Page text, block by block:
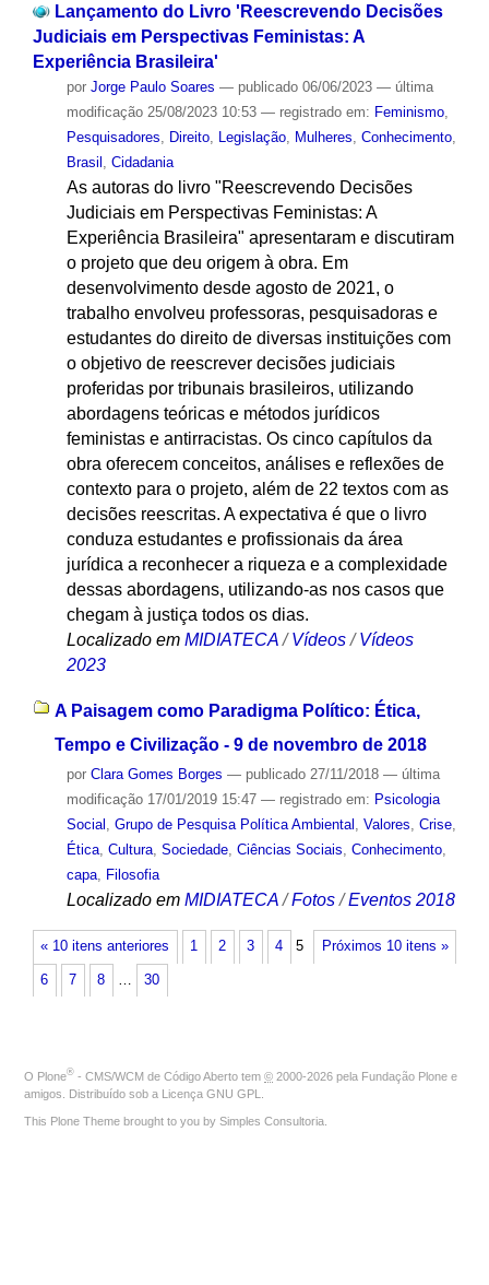
Lançamento do Livro 'Reescrevendo Decisões
Judiciais em Perspectivas Feministas: A
Experiência Brasileira'
por Jorge Paulo Soares — publicado06/06/2023 — última
modificação25/08/2023 10:53 — registrado em: Feminismo,
Pesquisadores
Direito, Legislação, Mulheres Conhecimento,
Brasil Cidadania
As autoras do livro "Reescrevendo Decisões
Judiciais em Perspectivas Feministas: A
Experiência Brasileira" apresentaram e discutiram
o projeto que deu origem à obra. Em
desenvolvimento desde agosto de 2021, o
trabalho envolveu professoras, pesquisadoras e
estudantes do direito de diversas instituições com
o objetivo de reescrever decisões judiciais
proferidas por tribunais brasileiros, utilizando
abordagens teóricas e métodos jurídicos
feministas e antirracistas. Os cinco capítulos da
obra oferecem conceitos, análises e reflexões de
contexto para o projeto, além de 22 textos com as
decisões reescritas. A expectativa é que o livro
conduza estudantes e profissionais da área
jurídica a reconhecer a riqueza e a complexidade
dessas abordagens, utilizando-as nos casos que
chegam à justiça todos os dias.
Localizado em MIDIATECA /Vídeos /Vídeos
2023
A Paisagem como Paradigma Político: Ética,
Tempo e Civilização - 9 de novembro de 2018
por Clara Gomes Borges — publicado27/11/2018 — última
modificação17/01/2019 15:47 — registrado em: Psicologia
Social , Grupo de Pesquisa Política Ambiental , Valores, Crise,
Ética, Cultura, Sociedade, Ciências Sociais, Conhecimento,
capa, Filosofia
Localizado em MIDIATECA /Fotos /Eventos 2018
« 10 itens anteriores Próximos 10 itens »
1 2 3 4 5
6 7 8 … 30
O Plone® - CMS/WCM de Código Aberto tem © 2000-2026 pela Fundação Plone e
amigos. Distribuído sob a Licença GNU GPL
This Plone Theme brought to you by Simples Consultoria